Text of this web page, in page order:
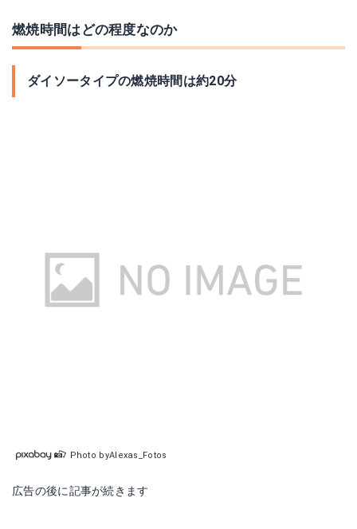
燃焼時間はどの程度なのか
ダイソータイプの燃焼時間は約20分
Photo byAlexas_Fotos
広告の後に記事が続きます